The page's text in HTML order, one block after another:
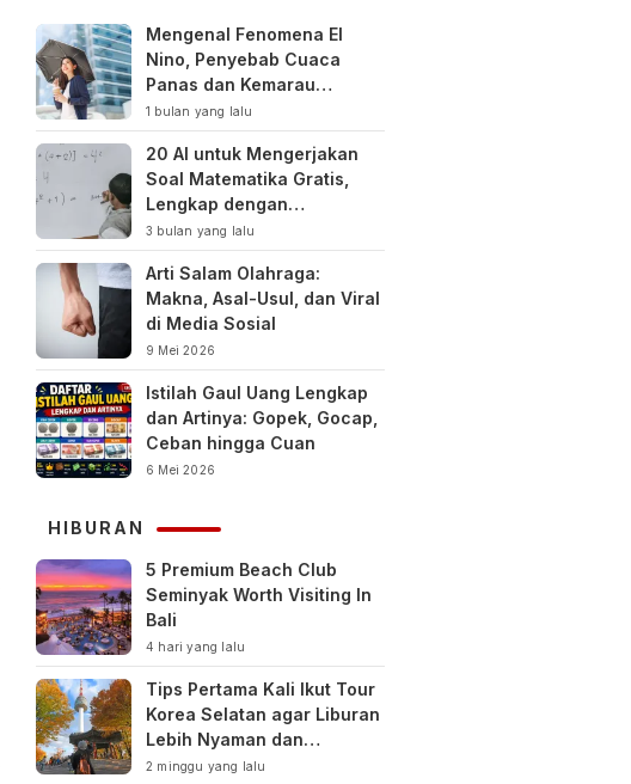
Mengenal Fenomena El
Nino, Penyebab Cuaca
Panas dan Kemarau
Panjang
1 bulan yang lalu
20 AI untuk Mengerjakan
Soal Matematika Gratis,
Lengkap dengan
Pembahasan
3 bulan yang lalu
Arti Salam Olahraga:
Makna, Asal-Usul, dan Viral
di Media Sosial
9 Mei 2026
Istilah Gaul Uang Lengkap
dan Artinya: Gopek, Gocap,
Ceban hingga Cuan
6 Mei 2026
HIBURAN
5 Premium Beach Club
Seminyak Worth Visiting In
Bali
4 hari yang lalu
Tips Pertama Kali Ikut Tour
Korea Selatan agar Liburan
Lebih Nyaman dan
Berkesan
2 minggu yang lalu